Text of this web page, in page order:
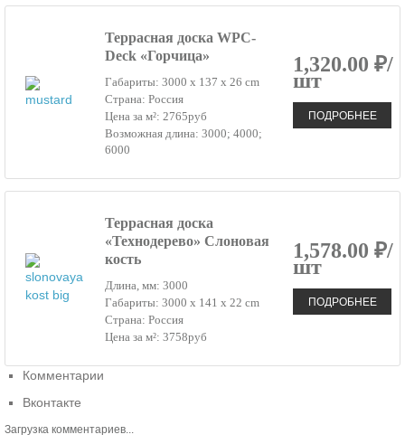
Террасная доска WPC-
Deck «Горчица»
Габариты: 3000 x 137 x 26 cm
Страна: Россия
Цена за м²: 2765руб
Возможная длина: 3000; 4000;
6000
1,320.00 ₽/
шт
ПОДРОБНЕЕ
Террасная доска
«Технодерево» Слоновая
кость
Длина, мм: 3000
Габариты: 3000 x 141 x 22 cm
Страна: Россия
Цена за м²: 3758руб
1,578.00 ₽/
шт
ПОДРОБНЕЕ
Комментарии
Вконтакте
Загрузка комментариев...